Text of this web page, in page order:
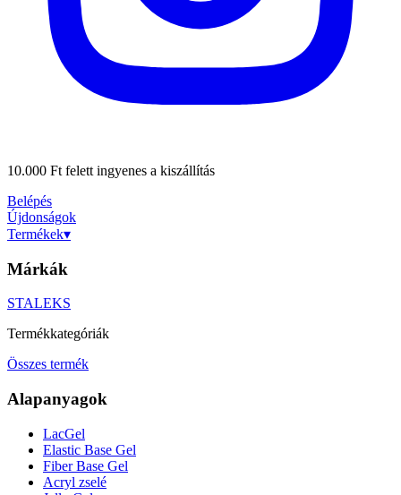
10.000 Ft felett ingyenes a kiszállítás
Belépés
Újdonságok
Termékek▾
Márkák
STALEKS
Termékkategóriák
Összes termék
Alapanyagok
LacGel
Elastic Base Gel
Fiber Base Gel
Acryl zselé